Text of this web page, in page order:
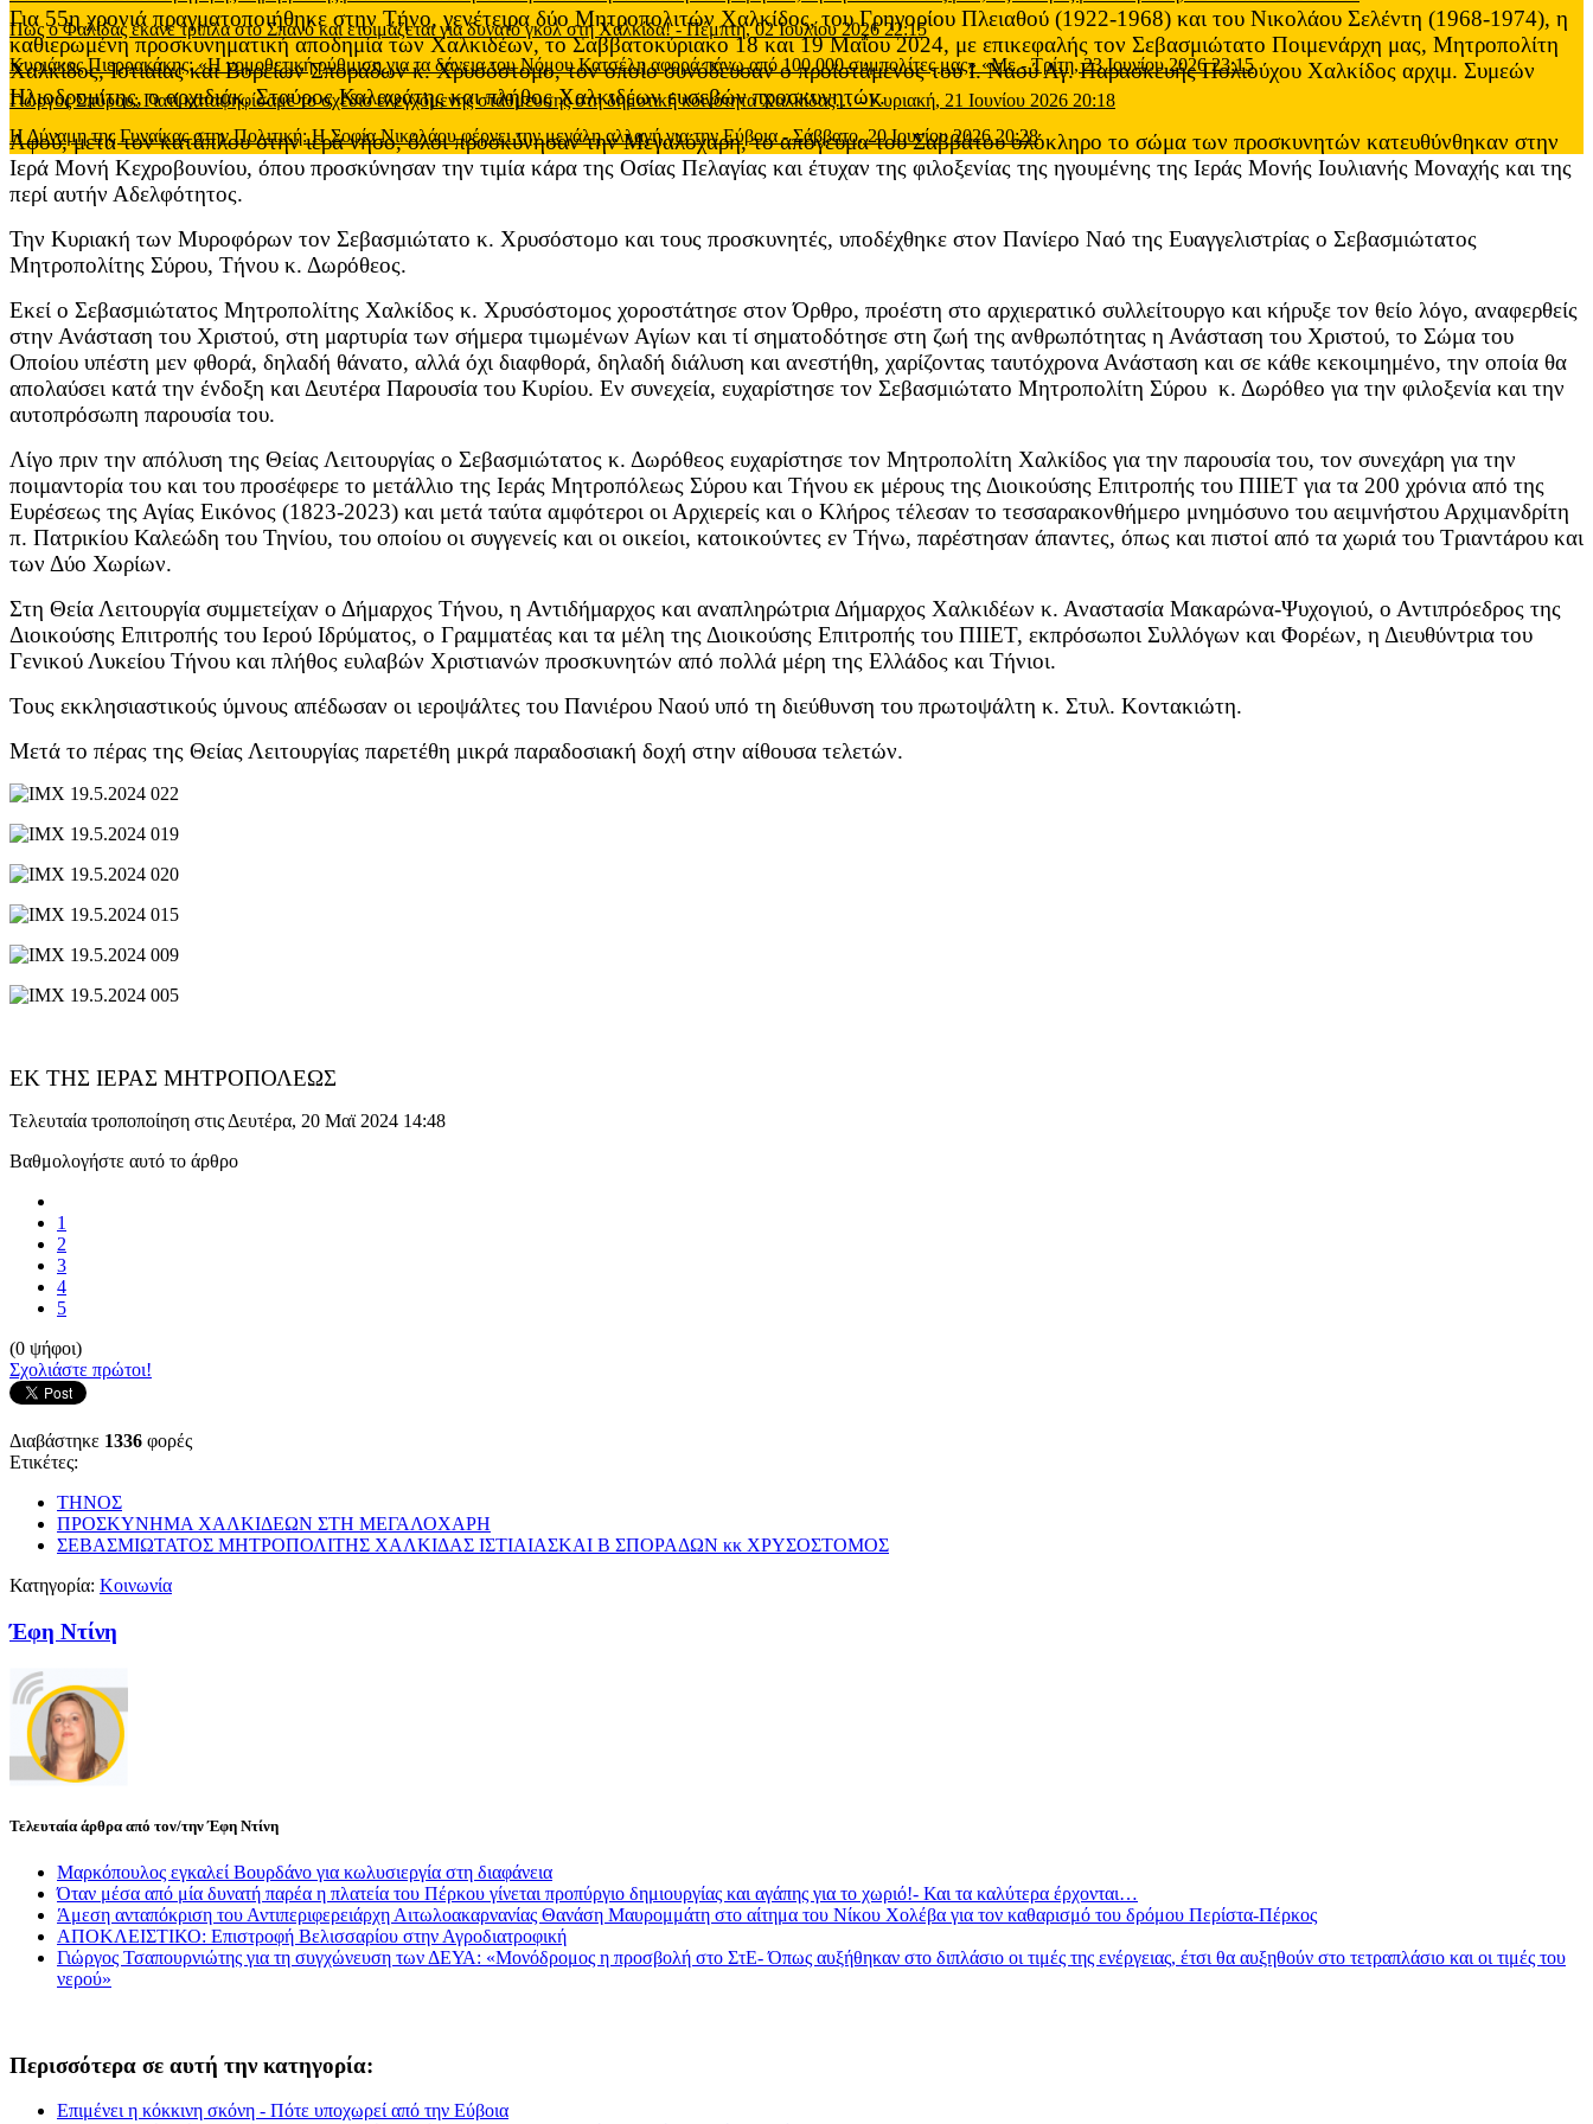
Πως ο Φαλίδας έκανε τρίπλα στο Σπανό και ετοιμάζεται για δυνατό γκολ στη Χαλκίδα!-Πέμπτη, 02 Ιουλίου 2026 22:15
Κυριάκος Πιερρακάκης: «Η νομοθετική ρύθμιση για τα δάνεια του Νόμου Κατσέλη αφορά πάνω από 100.000 συμπολίτες μας» «Με-Τρίτη, 23 Ιουνίου 2026 23:15
Γιώργος Σπύρου: Γιατί καταψηφίσαμε το σχέδιο ελεγχόμενης στάθμευσης στη δημοτική κοινότητα Χαλκίδας…-Κυριακή, 21 Ιουνίου 2026 20:18
Η Δύναμη της Γυναίκας στην Πολιτική: Η Σοφία Νικολάου φέρνει την μεγάλη αλλαγή για την Εύβοια-Σάββατο, 20 Ιουνίου 2026 20:28
Για 55η χρονιά πραγματοποιήθηκε στην Τήνο, γενέτειρα δύο Μητροπολιτών Χαλκίδος, του Γρηγορίου Πλειαθού (1922-1968) και του Νικολάου Σελέντη (1968-1974), η
καθιερωμένη προσκυνηματική αποδημία των Χαλκιδέων, το Σαββατοκύριακο 18 και 19 Μαΐου 2024, με επικεφαλής τον Σεβασμιώτατο Ποιμενάρχη μας, Μητροπολίτη
Χαλκίδος, Ιστιαίας και Βορείων Σποράδων κ. Χρυσόστομο, τον οποίο συνόδευσαν ο προϊστάμενος του Ι. Ναού Αγ. Παρασκευής Πολιούχου Χαλκίδος αρχιμ. Συμεών
Ηλιοδρομίτης, ο αρχιδιάκ. Σταύρος Καλαφάτης και πλήθος Χαλκιδέων ευσεβών προσκυνητών.
Αφού, μετά τον κατάπλου στην ιερά νήσο, όλοι προσκύνησαν την Μεγαλόχαρη, το απόγευμα του Σαββάτου ολόκληρο το σώμα των προσκυνητών κατευθύνθηκαν στην
Ιερά Μονή Κεχροβουνίου, όπου προσκύνησαν την τιμία κάρα της Οσίας Πελαγίας και έτυχαν της φιλοξενίας της ηγουμένης της Ιεράς Μονής Ιουλιανής Μοναχής και της
περί αυτήν Αδελφότητος.
Την Κυριακή των Μυροφόρων τον Σεβασμιώτατο κ. Χρυσόστομο και τους προσκυνητές, υποδέχθηκε στον Πανίερο Ναό της Ευαγγελιστρίας ο Σεβασμιώτατος
Μητροπολίτης Σύρου, Τήνου κ. Δωρόθεος.
Εκεί ο Σεβασμιώτατος Μητροπολίτης Χαλκίδος κ. Χρυσόστομος χοροστάτησε στον Όρθρο, προέστη στο αρχιερατικό συλλείτουργο και κήρυξε τον θείο λόγο, αναφερθείς
στην Ανάσταση του Χριστού, στη μαρτυρία των σήμερα τιμωμένων Αγίων και τί σηματοδότησε στη ζωή της ανθρωπότητας η Ανάσταση του Χριστού, το Σώμα του
Οποίου υπέστη μεν φθορά, δηλαδή θάνατο, αλλά όχι διαφθορά, δηλαδή διάλυση και ανεστήθη, χαρίζοντας ταυτόχρονα Ανάσταση και σε κάθε κεκοιμημένο, την οποία θα
απολαύσει κατά την ένδοξη και Δευτέρα Παρουσία του Κυρίου. Εν συνεχεία, ευχαρίστησε τον Σεβασμιώτατο Μητροπολίτη Σύρου κ. Δωρόθεο για την φιλοξενία και την
αυτοπρόσωπη παρουσία του.
Λίγο πριν την απόλυση της Θείας Λειτουργίας ο Σεβασμιώτατος κ. Δωρόθεος ευχαρίστησε τον Μητροπολίτη Χαλκίδος για την παρουσία του, τον συνεχάρη για την
ποιμαντορία του και του προσέφερε το μετάλλιο της Ιεράς Μητροπόλεως Σύρου και Τήνου εκ μέρους της Διοικούσης Επιτροπής του ΠΙΙΕΤ για τα 200 χρόνια από της
Ευρέσεως της Αγίας Εικόνος (1823-2023) και μετά ταύτα αμφότεροι οι Αρχιερείς και ο Κλήρος τέλεσαν το τεσσαρακονθήμερο μνημόσυνο του αειμνήστου Αρχιμανδρίτη
π. Πατρικίου Καλεώδη του Τηνίου, του οποίου οι συγγενείς και οι οικείοι, κατοικούντες εν Τήνω, παρέστησαν άπαντες, όπως και πιστοί από τα χωριά του Τριαντάρου και
των Δύο Χωρίων.
Στη Θεία Λειτουργία συμμετείχαν ο Δήμαρχος Τήνου, η Αντιδήμαρχος και αναπληρώτρια Δήμαρχος Χαλκιδέων κ. Αναστασία Μακαρώνα-Ψυχογιού, ο Αντιπρόεδρος της
Διοικούσης Επιτροπής του Ιερού Ιδρύματος, ο Γραμματέας και τα μέλη της Διοικούσης Επιτροπής του ΠΙΙΕΤ, εκπρόσωποι Συλλόγων και Φορέων, η Διευθύντρια του
Γενικού Λυκείου Τήνου και πλήθος ευλαβών Χριστιανών προσκυνητών από πολλά μέρη της Ελλάδος και Τήνιοι.
Τους εκκλησιαστικούς ύμνους απέδωσαν οι ιεροψάλτες του Πανιέρου Ναού υπό τη διεύθυνση του πρωτοψάλτη κ. Στυλ. Κοντακιώτη.
Μετά το πέρας της Θείας Λειτουργίας παρετέθη μικρά παραδοσιακή δοχή στην αίθουσα τελετών.
ΕΚ ΤΗΣ ΙΕΡΑΣ ΜΗΤΡΟΠΟΛΕΩΣ
Τελευταία τροποποίηση στις Δευτέρα, 20 Μαϊ 2024 14:48
Βαθμολογήστε αυτό το άρθρο
1
2
3
4
5
(0 ψήφοι)
Σχολιάστε πρώτοι!
Διαβάστηκε 1336 φορές
Ετικέτες:
ΤΗΝΟΣ
ΠΡΟΣΚΥΝΗΜΑ ΧΑΛΚΙΔΕΩΝ ΣΤΗ ΜΕΓΑΛΟΧΑΡΗ
ΣΕΒΑΣΜΙΩΤΑΤΟΣ ΜΗΤΡΟΠΟΛΙΤΗΣ ΧΑΛΚΙΔΑΣ ΙΣΤΙΑΙΑΣΚΑΙ Β ΣΠΟΡΑΔΩΝ κκ ΧΡΥΣΟΣΤΟΜΟΣ
Κατηγορία: Κοινωνία
Έφη Ντίνη
Τελευταία άρθρα από τον/την Έφη Ντίνη
Μαρκόπουλος εγκαλεί Βουρδάνο για κωλυσιεργία στη διαφάνεια
Όταν μέσα από μία δυνατή παρέα η πλατεία του Πέρκου γίνεται προπύργιο δημιουργίας και αγάπης για το χωριό!- Και τα καλύτερα έρχονται…
Άμεση ανταπόκριση του Αντιπεριφερειάρχη Αιτωλοακαρνανίας Θανάση Μαυρομμάτη στο αίτημα του Νίκου Χολέβα για τον καθαρισμό του δρόμου Περίστα-Πέρκος
ΑΠΟΚΛΕΙΣΤΙΚΟ: Επιστροφή Βελισσαρίου στην Αγροδιατροφική
Γιώργος Τσαπουρνιώτης για τη συγχώνευση των ΔΕΥΑ: «Μονόδρομος η προσβολή στο ΣτΕ- Όπως αυξήθηκαν στο διπλάσιο οι τιμές της ενέργειας, έτσι θα αυξηθούν στο τετραπλάσιο και οι τιμές του
νερού»
Περισσότερα σε αυτή την κατηγορία:
Επιμένει η κόκκινη σκόνη - Πότε υποχωρεί από την Εύβοια